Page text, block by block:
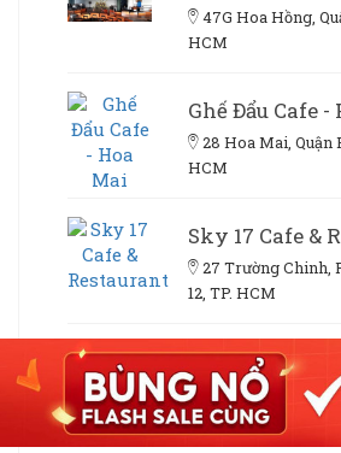
47G Hoa Hồng,
HCM
Ghế Đẩu Cafe -
28 Hoa Mai, Quận
HCM
Sky 17 Cafe &
27 Trường Chinh,
12, TP. HCM
Cafe Comma -
Boardgame
653 Lê Văn Lương,
Quận 7, TP. HCM